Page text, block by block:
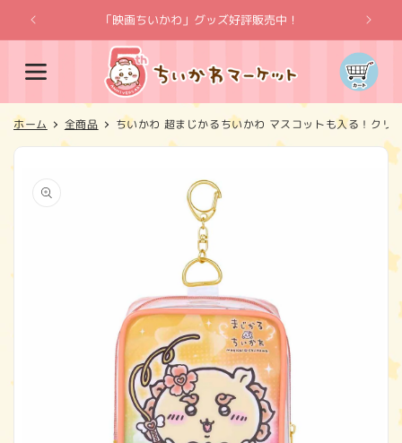
ンツに
進む
「映画ちいかわ」グッズ好評販売中！
カ
ー
ト
ホーム 全商品 ちいかわ 超まじかるちいかわ マスコットも入る！クリ
報にス
キップ